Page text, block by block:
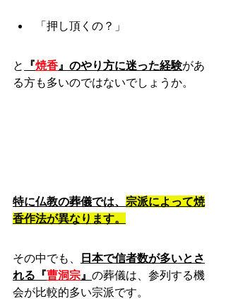
「押し頂くの？」
と 『焼香 』のやり方に迷った経験があ
る方も多いのではないでしょうか。
特に仏教の葬儀では、 宗派によって焼
香作法が異なります。
その中でも、
日本で信者数が多いとさ
れる『曹洞宗 』 の葬儀は、参列する機
会が比較的多い宗派です。